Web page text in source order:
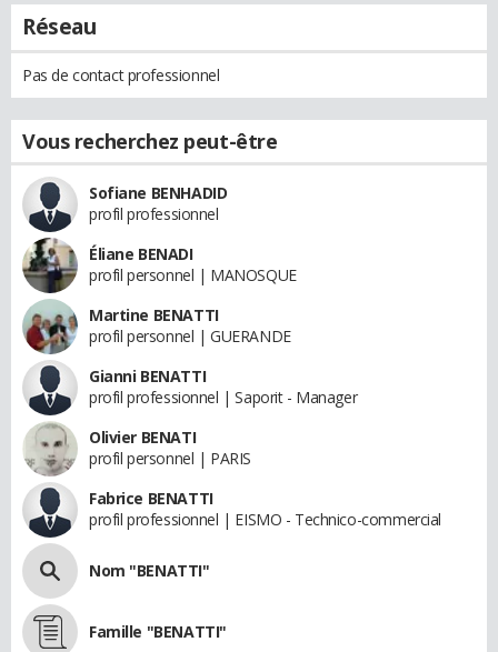
Réseau
Pas de contact professionnel
Vous recherchez peut-être
Sofiane BENHADID
profil professionnel
Éliane BENADI
profil personnel | MANOSQUE
Martine BENATTI
profil personnel | GUERANDE
Gianni BENATTI
profil professionnel | Saporit - Manager
Olivier BENATI
profil personnel | PARIS
Fabrice BENATTI
profil professionnel | EISMO - Technico-commercial
Nom "BENATTI"
Famille "BENATTI"